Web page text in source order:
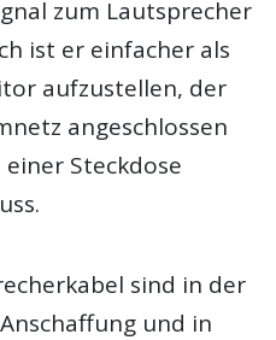
zum Lautsprecher
ist er einfacher als
aufzustellen, der
angeschlossen
Steckdose
sind in der
und in